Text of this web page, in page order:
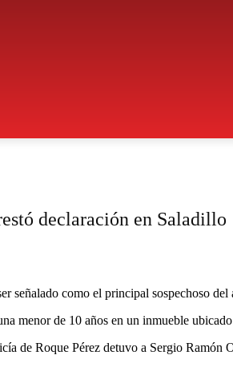
declaración en Saladillo
como el principal sospechoso
menor de 10 años en un inmueble
de Roque Pérez detuvo a Sergio